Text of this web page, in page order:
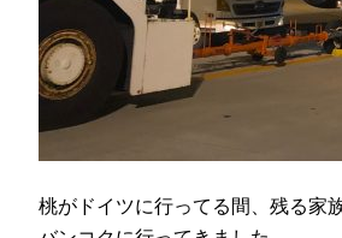
桃がドイツに行ってる間、残る家